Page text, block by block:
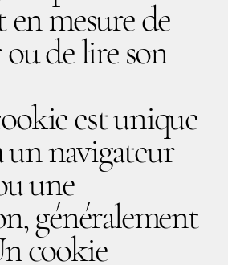
en mesure de
de lire son
est unique
un navigateur
une
généralement
cookie